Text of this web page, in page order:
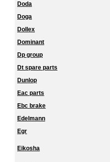
Doda
Doga
Dollex
Dominant
Dp group
Dt spare parts
Dunlop
Eac parts
Ebc brake
Edelmann
Egr
Eikosha